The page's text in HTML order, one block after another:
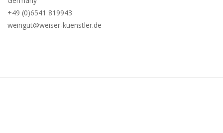
+49 (0)6541 819943
weingut@weiser-kuenstler.de